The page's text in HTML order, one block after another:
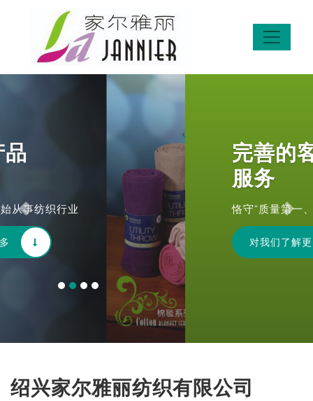
完善的客户
恪守“质量第一、信誉至上”的宗旨
对我们了解更多
Previous Next
绍兴家尔雅丽纺织有限公司